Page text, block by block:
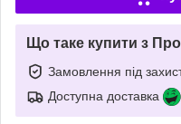
Що таке купити з
Замовлення під
Доступна доставка